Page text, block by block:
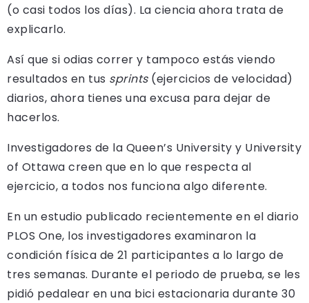
(o casi todos los días). La ciencia ahora trata de
explicarlo.
Así que si odias correr y tampoco estás viendo
resultados en tus sprints(ejercicios de velocidad)
diarios, ahora tienes una excusa para dejar de
hacerlos.
Investigadores de la Queen’s University y University
of Ottawa creen que en lo que respecta al
ejercicio, a todos nos funciona algo diferente.
En un estudio publicado recientemente en el diario
PLOS One, los investigadores examinaron la
condición física de 21 participantes a lo largo de
tres semanas. Durante el periodo de prueba, se les
pidió pedalear en una bici estacionaria durante 30